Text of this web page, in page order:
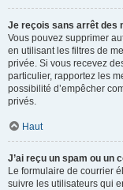
Je reçois sans arrêt des
Vous pouvez supprimer
en utilisant les filtres de
privée. Si vous recevez
particulier, rapportez les
possibilité d’empêcher
privés.
Haut
J’ai reçu un spam ou un
Le formulaire de courrier
suivre les utilisateurs qui